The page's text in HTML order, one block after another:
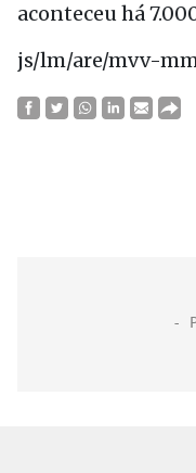
aconteceu há
js/lm/are/mvv-